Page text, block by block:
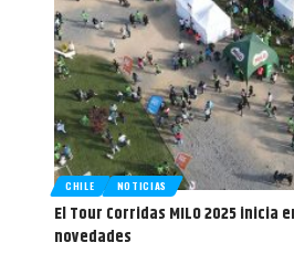
CHILE NOTICIAS
El Tour Corridas MILO 2025 inicia
novedades